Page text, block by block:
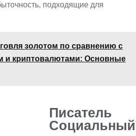
подходящие для
золотом по сравнению с
и криптовалютами: Основные
Писатель